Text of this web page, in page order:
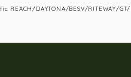
REACH/DAYTONA/BESV/RITEWAY/